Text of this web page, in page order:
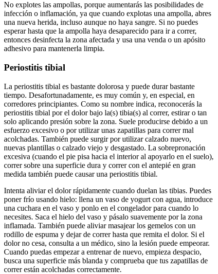
No explotes las ampollas, porque aumentarás las posibilidades de
infección o inflamación, ya que cuando explotas una ampolla, abres
una nueva herida, incluso aunque no haya sangre. Si no puedes
esperar hasta que la ampolla haya desaparecido para ir a correr,
entonces desinfecta la zona afectada y usa una venda o un apósito
adhesivo para mantenerla limpia.
Periostitis tibial
La periostitis tibial es bastante dolorosa y puede durar bastante
tiempo. Desafortunadamente, es muy común y, en especial, en
corredores principiantes. Como su nombre indica, reconocerás la
periostitis tibial por el dolor bajo la(s) tibia(s) al correr, estirar o tan
solo aplicando presión sobre la zona. Suele producirse debido a un
esfuerzo excesivo o por utilizar unas zapatillas para correr mal
acolchadas. También puede surgir por utilizar calzado nuevo,
nuevas plantillas o calzado viejo y desgastado. La sobrepronación
excesiva (cuando el pie pisa hacia el interior al apoyarlo en el suelo),
correr sobre una superficie dura y correr con el antepié en gran
medida también puede causar una periostitis tibial.
Intenta aliviar el dolor rápidamente cuando duelan las tibias. Puedes
poner frío usando hielo: llena un vaso de yogurt con agua, introduce
una cuchara en el vaso y ponlo en el congelador para cuando lo
necesites. Saca el hielo del vaso y pásalo suavemente por la zona
inflamada. También puede aliviar masajear los gemelos con un
rodillo de espuma y dejar de correr hasta que remita el dolor. Si el
dolor no cesa, consulta a un médico, sino la lesión puede empeorar.
Cuando puedas empezar a entrenar de nuevo, empieza despacio,
busca una superficie más blanda y comprueba que tus zapatillas de
correr están acolchadas correctamente.